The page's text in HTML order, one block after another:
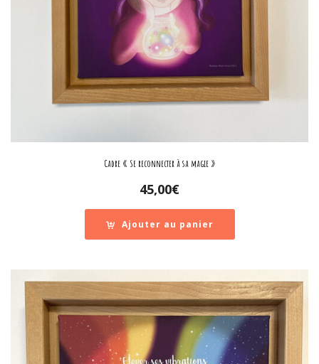
Cadre « Se reconnecter à sa magie »
45,00€
Ajouter au panier